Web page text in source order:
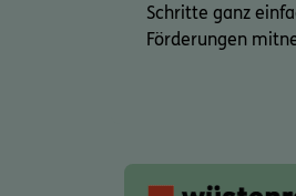
Schritte ganz
Förderungen